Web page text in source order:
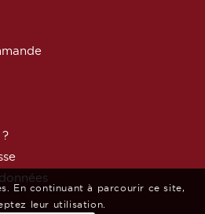
En continuant à parcourir ce site,
leur utilisation.